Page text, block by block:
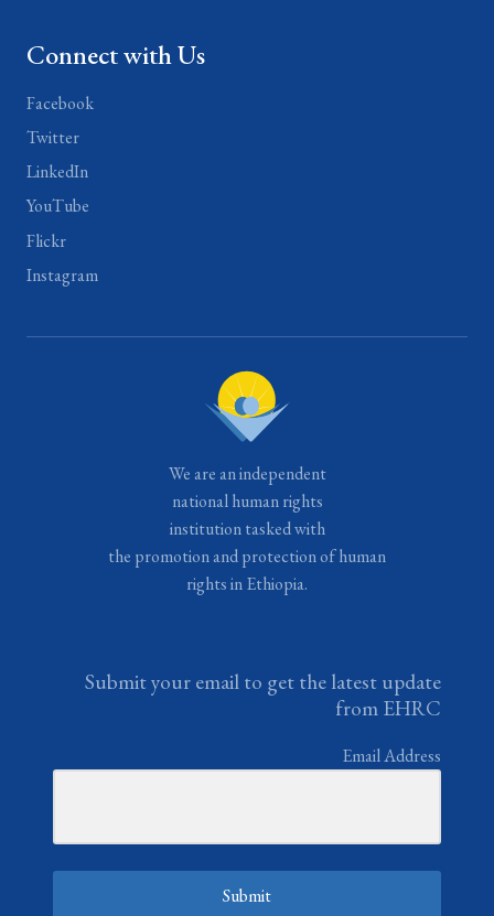
Connect with Us
Facebook
Twitter
LinkedIn
YouTube
Flickr
Instagram
We are an independent
national human rights
institution tasked with
the promotion and protection of human
rights in Ethiopia.
Submit your email to get the latest update
from EHRC
Email Address
Submit